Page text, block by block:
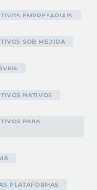
EMPRESARIAIS
SOB MEDIDA
NATIVOS
PARA
PLATAFORMAS